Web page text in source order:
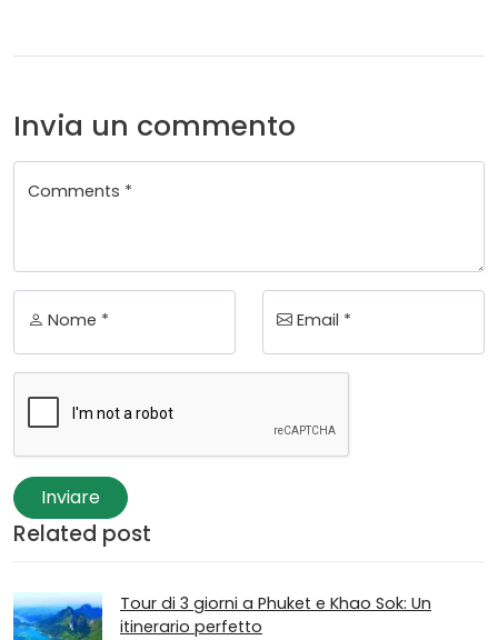
Invia un commento
Comments *
Nome * Email *
Inviare
Related post
Tour di 3 giorni a Phuket e Khao Sok: Un
itinerario perfetto